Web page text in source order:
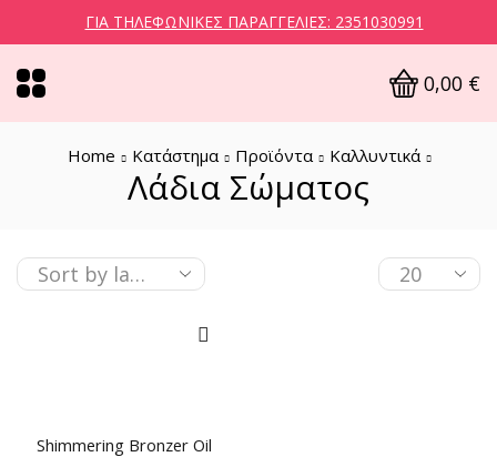
ΓΙΑ ΤΗΛΕΦΩΝΙΚΈΣ ΠΑΡΑΓΓΕΛΊΕΣ: 2351030991
0,00 €
Home Κατάστημα Προϊόντα Καλλυντικά
Λάδια Σώματος
Shimmering Bronzer Oil